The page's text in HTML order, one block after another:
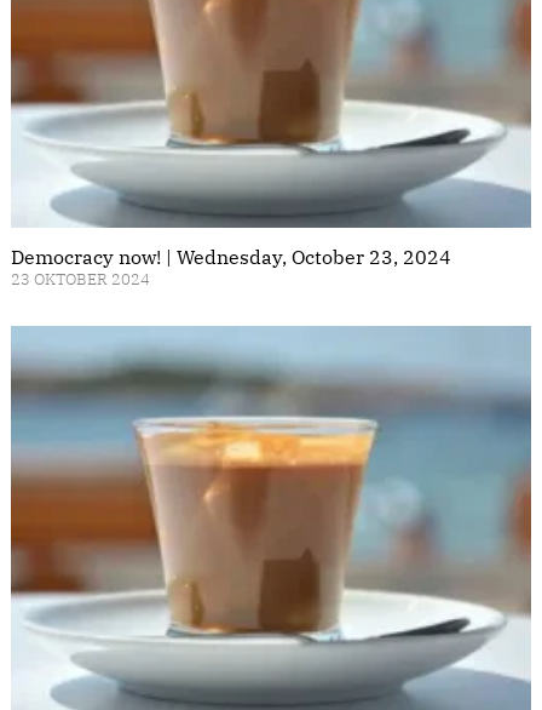
Democracy now! | Wednesday, October 23, 2024
23 OKTOBER 2024